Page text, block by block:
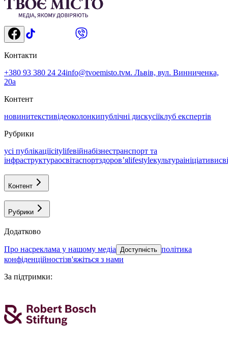
Контакти
+380 93 380 24 24info@tvoemisto.tvм. Львів, вул. Винниченка,
20а
Контент
новинитекстивідеоколонкипублічні дискусіїклуб експертів
Рубрики
усі публікаціїcitylifeвійнабізнестранспорт та
інфраструктураосвітаспортздоровʼяlifestyleкультураініціативи
Контент
Рубрики
Додатково
про насреклама у нашому медіа Доступність політика
конфіденційностізв'яжіться з нами
За підтримки: